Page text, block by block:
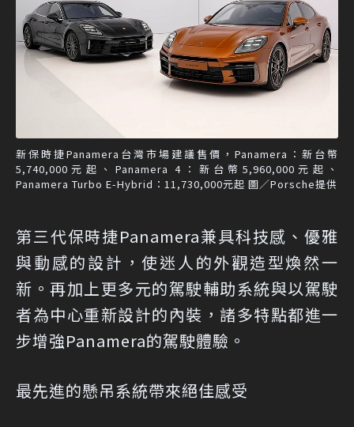
新保時捷Panamera台灣市場建議售價，Panamera：新台幣
5,740,000元起、Panamera 4：新台幣5,960,000元起、
Panamera Turbo E-Hybrid：11,730,000元起 圖／Porsche提供
第三代保時捷Panamera兼具科技感、優雅
與動感的設計，使迷人的外觀造型煥然一
新。再加上更多元的駕駛輔助系統與以駕駛
者為中心重新設計的內裝，諸多特點都進一
步增強Panamera的駕駛體驗。
最先進的懸吊系統帶來絕佳感受